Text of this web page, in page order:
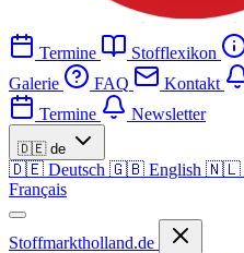
Termine Stofflexikon
Galerie
FAQ Kontakt
Termine
Newsletter
🇩🇪 de
🇩🇪 Deutsch 🇬🇧 English 🇳🇱
Français
Stoffmarktholland.de